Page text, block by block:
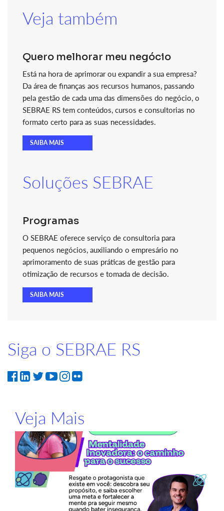
Veja também
Quero melhorar meu negócio
Está na hora de aprimorar ou expandir a sua empresa?
Da área de finanças aos recursos humanos, passando
pela gestão de cada uma das dimensões do negócio, o
SEBRAE RS tem conteúdos, cursos e consultorias no
formato certo para as suas necessidades.
SAIBA MAIS
Soluções SEBRAE
Programas
O SEBRAE oferece serviço de consultoria para
pequenos negócios, auxiliando o empresário no
aprimoramento de suas práticas de gestão para
otimização de recursos e tomada de decisão.
SAIBA MAIS
Siga o SEBRAE RS
Veja Mais